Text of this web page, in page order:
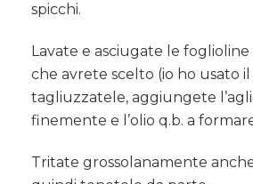
spicchi.
Lavate e asciugate le
che avrete scelto (io ho usato
tagliuzzatele, aggiungete
finemente e l’olio q.b. a
Tritate grossolanamente